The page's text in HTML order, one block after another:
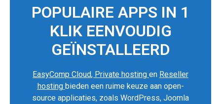
POPULAIRE APPS IN 1
KLIK EENVOUDIG
GEÏNSTALLEERD
EasyComp Cloud, Private hosting en Reseller
hosting bieden een ruime keuze aan open-
source applicaties, zoals WordPress, Joomla